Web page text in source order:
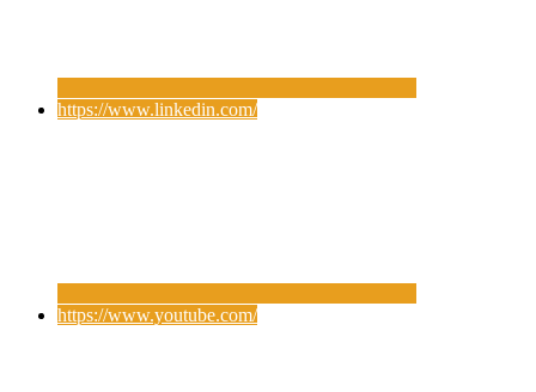
https://www.linkedin.com/
https://www.youtube.com/